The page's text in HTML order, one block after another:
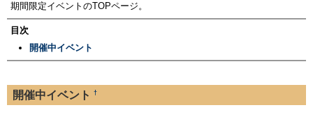
期間限定イベントのTOPページ。
目次
開催中イベント
開催中イベント †